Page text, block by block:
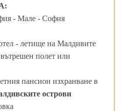
- Мале - София
- летище на Малдивите
полет или
пансион изхранване в
острови